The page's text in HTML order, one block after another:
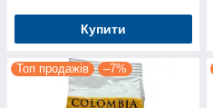
Купити
Топ продажів –7%